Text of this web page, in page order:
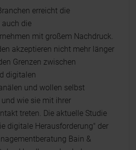
erreicht die
die
mit großem Nachdruck.
akzeptieren nicht mehr länger
Grenzen zwischen
digitalen
und wollen selbst
wie sie mit ihrer
treten. Die aktuelle Studie
digitale Herausforderung" der
Bain &